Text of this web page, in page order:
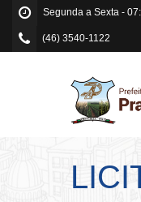
Segunda a Sexta -
(46) 3540-1122